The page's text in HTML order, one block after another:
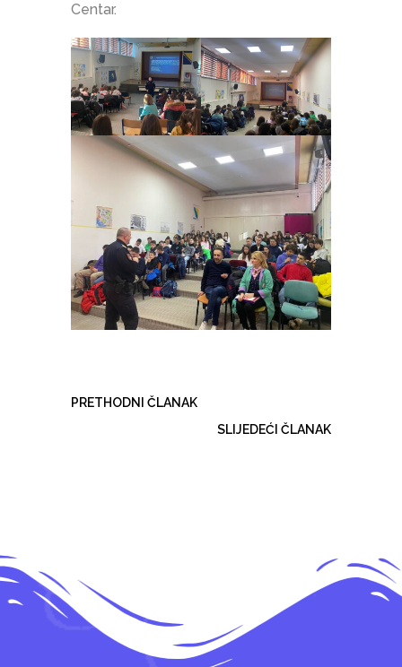
Centar.
PRETHODNI ČLANAK
SLIJEDEĆI ČLANAK